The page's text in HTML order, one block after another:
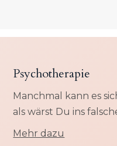
Psychotherapie
Manchmal kann es
als wärst Du ins
Mehr dazu